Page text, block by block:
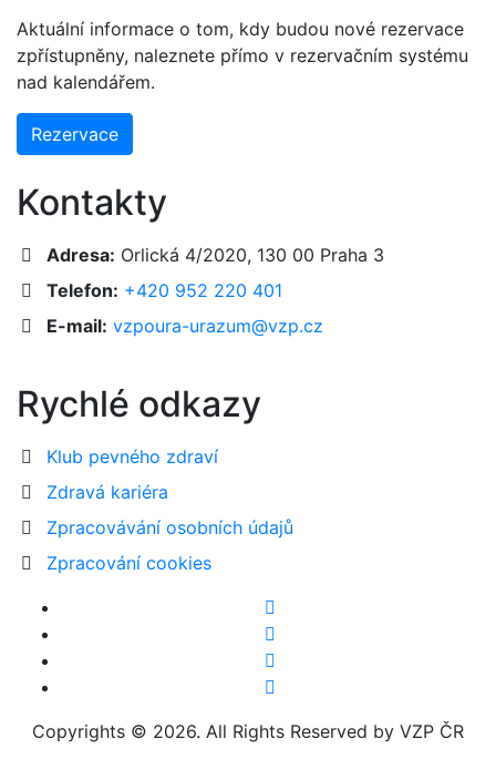
Aktuální informace o tom, kdy budou nové rezervace
zpřístupněny, naleznete přímo v rezervačním systému
nad kalendářem.
Rezervace
Kontakty
Adresa: Orlická 4/2020, 130 00 Praha 3
Telefon: +420 952 220 401
E-mail: vzpoura-urazum@vzp.cz
Rychlé odkazy
Klub pevného zdraví
Zdravá kariéra
Zpracovávání osobních údajů
Zpracování cookies
Copyrights © 2026. All Rights Reserved by VZP ČR